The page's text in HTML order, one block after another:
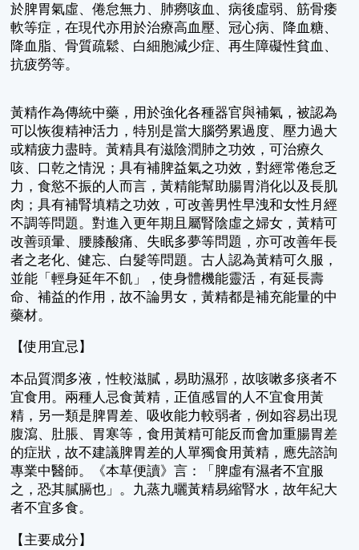
於脾胃氣虛、倦怠無力、肺癆咳血、病後虛弱、筋骨痿
軟等症，在現代亦用於治療高血壓、冠心病、降血糖、
降血脂、骨質疏鬆、白細胞減少症、再生障礙性貧血、
抗疲勞等。
黃精作為傳統中藥，用於強化各種器官與補氣，被認為
可以恢復精神活力，特別是當大腦勞累過度、壓力過大
或精疲力盡時。黃精具有滋陰潤肺之功效，可治療久
咳、口乾之情況；具有補脾益氣之功效，對經常倦怠乏
力，食慾不振的人而言，黃精能幫助腸胃消化以及長肌
肉；具有補腎填精之功效，可改善男性早洩和女性月經
不調等問題。對進入更年期且屬腎陰虛之婦女，黃精可
改善頭暈、腰膝酸痛、失眠多夢等問題，亦可改善年長
者之老化、健忘、白髮等問題。古人認為黃精可久服，
並能「輕身延年不飢」，使身體機能靈活，有延長壽
命、補益的作用，故不論男女，黃精都是補充能量的中
藥材。
【使用宜忌】
本品質潤多液，性較滋膩，易助濕邪，故咳嗽多痰者不
宜食用。兩種人忌食黃精，正值感冒的人不宜食用黃
精，另一類是脾胃差、吸收能力較弱者，例如容易出現
腹瀉、肚脹、胃寒等，食用黃精可能反而會加重腸胃差
的症狀，故不建議脾胃差的人單獨食用黃精，應先諮詢
專業中醫師。《本草便讀》言：「脾虛有濕者不宜服
之，恐其膩膈也」。九蒸九曬黃精易縮腎水，故年紀大
者不宜多食。
【主要成分】